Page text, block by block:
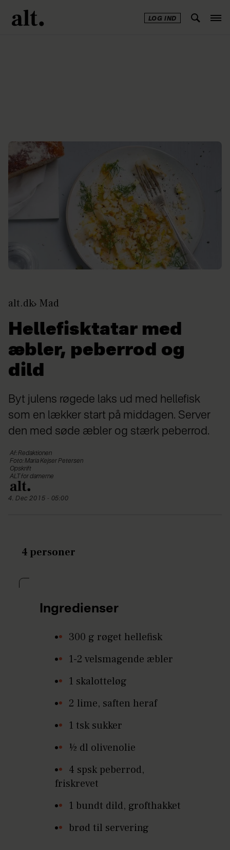
LOG IND
alt.dk Mad
Hellefisktatar med
æbler, peberrod og
dild
Byt julens røgede laks ud med hellefisk
som en lækker start på middagen. Server
den med søde æbler og stærk peberrod.
Af: Redaktionen
Foto: Maria Kejser Petersen
Opskrift
ALT for damerne
4. Dec 2015 - 05:00
4 personer
Ingredienser
300 g røget hellefisk
1-2 velsmagende æbler
1 skalotteløg
2 lime, saften heraf
1 tsk sukker
½ dl olivenolie
4 spsk peberrod,
friskrevet
1 bundt dild, ­grofthakket
brød til servering